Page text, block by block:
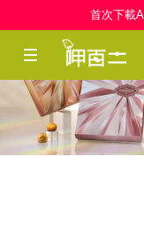
首次下載